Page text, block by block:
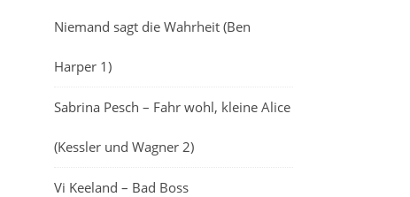
Niemand sagt die Wahrheit (Ben
Harper 1)
Sabrina Pesch – Fahr wohl, kleine Alice
(Kessler und Wagner 2)
Vi Keeland – Bad Boss